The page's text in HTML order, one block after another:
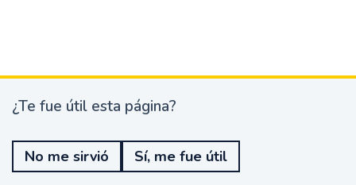
¿
e
u
¿Te fue útil esta página?
No me sirvió Sí, me fue útil